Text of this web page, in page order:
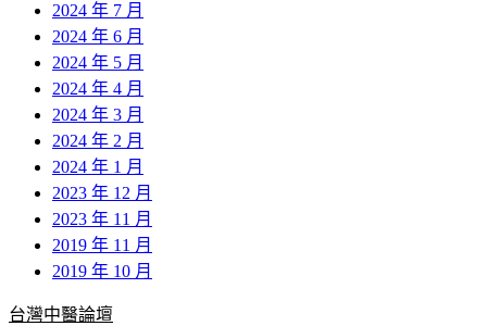
2024 年 7 月
2024 年 6 月
2024 年 5 月
2024 年 4 月
2024 年 3 月
2024 年 2 月
2024 年 1 月
2023 年 12 月
2023 年 11 月
2019 年 11 月
2019 年 10 月
台灣中醫論壇